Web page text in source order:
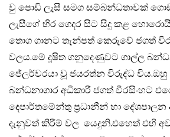
වු පොඩි ලැසී සමග සම්බන්ධතාවක්
ලැසීගේ හිර ගෙදර සිට සිදු කළ
තොග ගානට තැන්පත් කෙරුවේ ජගත්
වලය.මේ දූෂිත ගනුදෙණුවට ගාල්ල
ජේලර්වරයා වූ ජයරත්න විරුද්ධ විය.ඔහු
බන්ධනාගාර අධිකාරී ජගත් වීරසිංහට
දෙපාර්තමේන්තු ප්‍රධානීන් හා
දැනුවත් කිරීම් වල යෙදුනි.එහෙත් එහි